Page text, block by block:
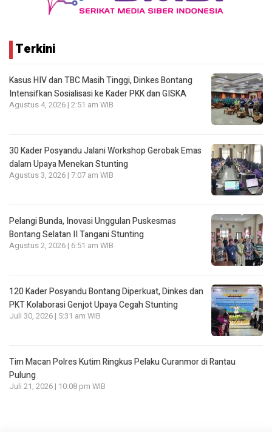
Terkini
Kasus HIV dan TBC Masih Tinggi, Dinkes Bontang
Intensifkan Sosialisasi ke Kader PKK dan GISKA
Agustus 4, 2026 | 2:51 am WIB
30 Kader Posyandu Jalani Workshop Gerobak Emas
dalam Upaya Menekan Stunting
Agustus 3, 2026 | 7:07 am WIB
Pelangi Bunda, Inovasi Unggulan Puskesmas
Bontang Selatan II Tangani Stunting
Agustus 2, 2026 | 6:51 am WIB
120 Kader Posyandu Bontang Diperkuat, Dinkes dan
PKT Kolaborasi Genjot Upaya Cegah Stunting
Juli 30, 2026 | 5:31 am WIB
Tim Macan Polres Kutim Ringkus Pelaku Curanmor di Rantau
Pulung
Juli 21, 2026 | 10:08 pm WIB